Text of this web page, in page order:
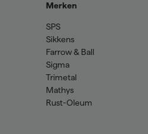
Merken
SPS
Sikkens
Farrow & Ball
Sigma
Trimetal
Mathys
Rust-Oleum